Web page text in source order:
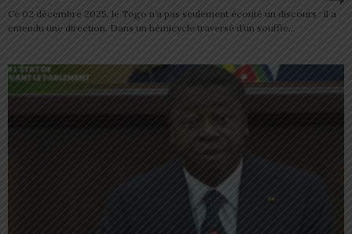
Ce 02 décembre 2025, le Togo n’a pas seulement écouté un discours : il a
entendu une direction. Dans un hémicycle traversé d’un souffle...